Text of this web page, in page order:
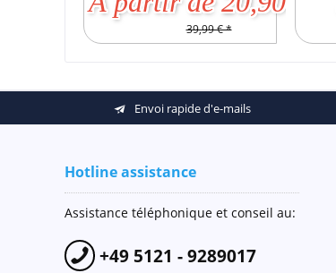
39,99 € *
Envoi rapide d'e-mails
Hotline assistance
Assistance téléphonique et conseil au:
+49 5121 - 9289017